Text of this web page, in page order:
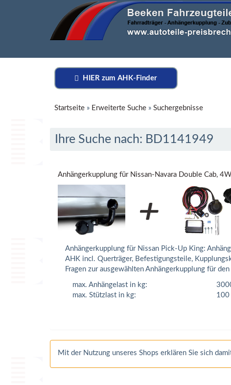
HIER zum AHK-Finder
Startseite » Erweiterte Suche » Suchergebnisse
Ihre Suche nach: BD1141949
Anhängerkupplung für Nissan-Navara Double Cab,
Anhängerkupplung für Nissan Pick-Up King:
AHK incl. Querträger, Befestigungsteile,
Fragen zur ausgewählten Anhängerkupplung für
max. Anhängelast in kg:
max. Stützlast in kg:
100
Mit der Nutzung unseres Shops erklären Sie sich